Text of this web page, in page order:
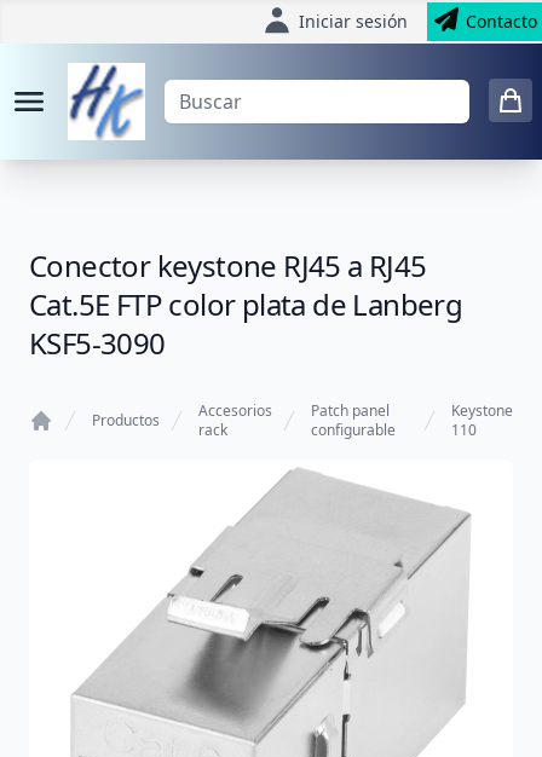
Iniciar sesión Contacto
Conector keystone RJ45 a RJ45
Cat.5E FTP color plata de Lanberg
KSF5-3090
Productos
Accesorios
rack
Patch panel
configurable
Keystone
110